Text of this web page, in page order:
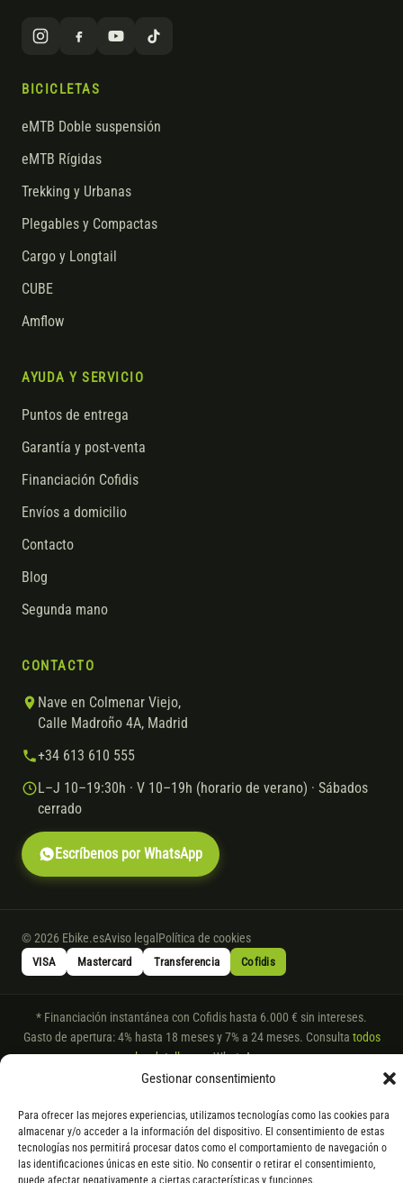
Gestionar consentimiento
Para ofrecer las mejores experiencias, utilizamos tecnologías como las cookies para
almacenar y/o acceder a la información del dispositivo. El consentimiento de estas
tecnologías nos permitirá procesar datos como el comportamiento de navegación o
las identificaciones únicas en este sitio. No consentir o retirar el consentimiento,
BICICLETAS
eMTB Doble suspensión
eMTB Rígidas
Trekking y Urbanas
Plegables y Compactas
Cargo y Longtail
CUBE
Amflow
AYUDA Y SERVICIO
Puntos de entrega
Garantía y post-venta
Financiación Cofidis
Envíos a domicilio
Contacto
Blog
Segunda mano
CONTACTO
Nave en Colmenar Viejo,
Calle Madroño 4A, Madrid
+34 613 610 555
L–J 10–19:30h · V 10–19h (horario de verano) · Sábados
cerrado
Escríbenos por WhatsApp
© 2026 Ebike.esAviso legal Política de cookies
VISA Mastercard Transferencia Cofidis
* Financiación instantánea con Cofidis hasta 6.000 € sin intereses.
Gasto de apertura: 4% hasta 18 meses y 7% a 24 meses. Consulta todos
los detallespor WhatsApp.
* Los modelos con entrega inmediata se envían 24 h laborables tras el
servir el producto, se devuelve el importe sin coste. La información de
componentes es orientativa; los fabricantes pueden sustituir elementos
por otros equivalentes o superiores.